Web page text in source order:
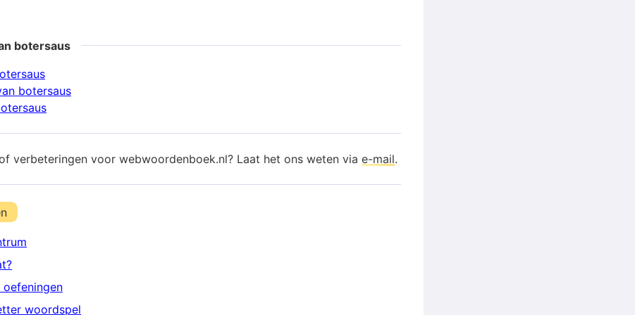
botersaus
botersaus
verbeteringen voor webwoordenboek.nl? Laat het ons weten via e-mail.
woordspel